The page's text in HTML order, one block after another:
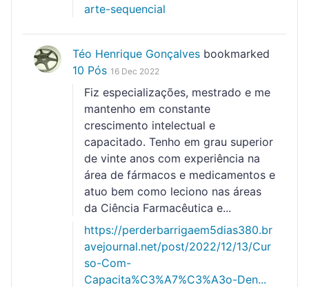
arte-sequencial
Téo Henrique Gonçalves bookmarked
10 Pós 16 Dec 2022
Fiz especializações, mestrado e me
mantenho em constante
crescimento intelectual e
capacitado. Tenho em grau superior
de vinte anos com experiência na
área de fármacos e medicamentos e
atuo bem como leciono nas áreas
da Ciência Farmacêutica e...
https://perderbarrigaem5dias380.br
avejournal.net/post/2022/12/13/Cur
so-Com-
Capacita%C3%A7%C3%A3o-Den...